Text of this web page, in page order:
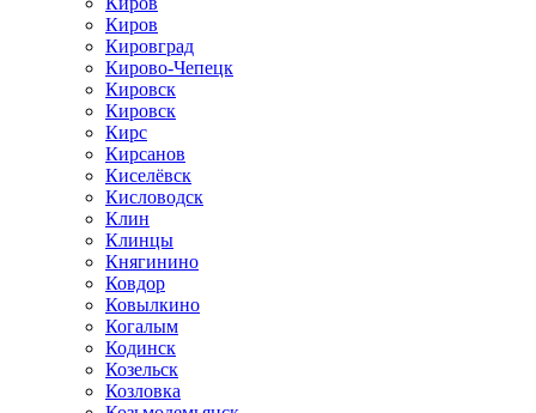
Киров
Кировград
Кирово-Чепецк
Кировск
Кировск
Кирс
Кирсанов
Киселёвск
Кисловодск
Клин
Клинцы
Княгинино
Ковдор
Ковылкино
Когалым
Кодинск
Козельск
Козловка